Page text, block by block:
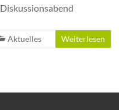
Aktuelles Weiterlesen